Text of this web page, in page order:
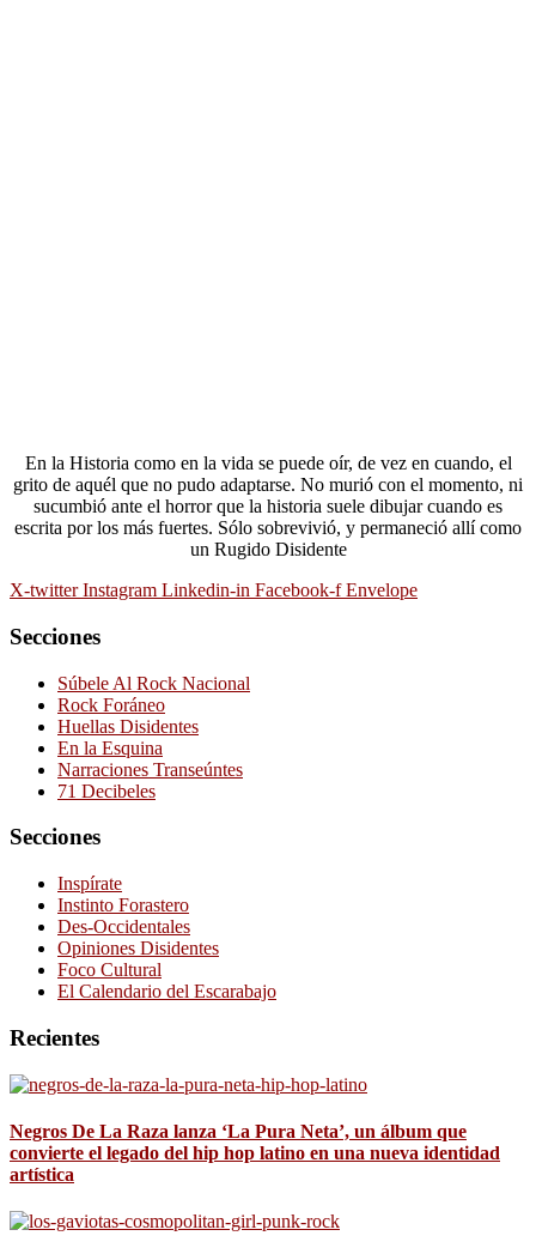
En la Historia como en la vida se puede oír, de vez en cuando, el
grito de aquél que no pudo adaptarse. No murió con el momento, ni
sucumbió ante el horror que la historia suele dibujar cuando es
escrita por los más fuertes. Sólo sobrevivió, y permaneció allí como
un Rugido Disidente
X-twitter Instagram Linkedin-in Facebook-f Envelope
Secciones
Súbele Al Rock Nacional
Rock Foráneo
Huellas Disidentes
En la Esquina
Narraciones Transeúntes
71 Decibeles
Secciones
Inspírate
Instinto Forastero
Des-Occidentales
Opiniones Disidentes
Foco Cultural
El Calendario del Escarabajo
Recientes
Negros De La Raza lanza ‘La Pura Neta’, un álbum que
convierte el legado del hip hop latino en una nueva identidad
artística